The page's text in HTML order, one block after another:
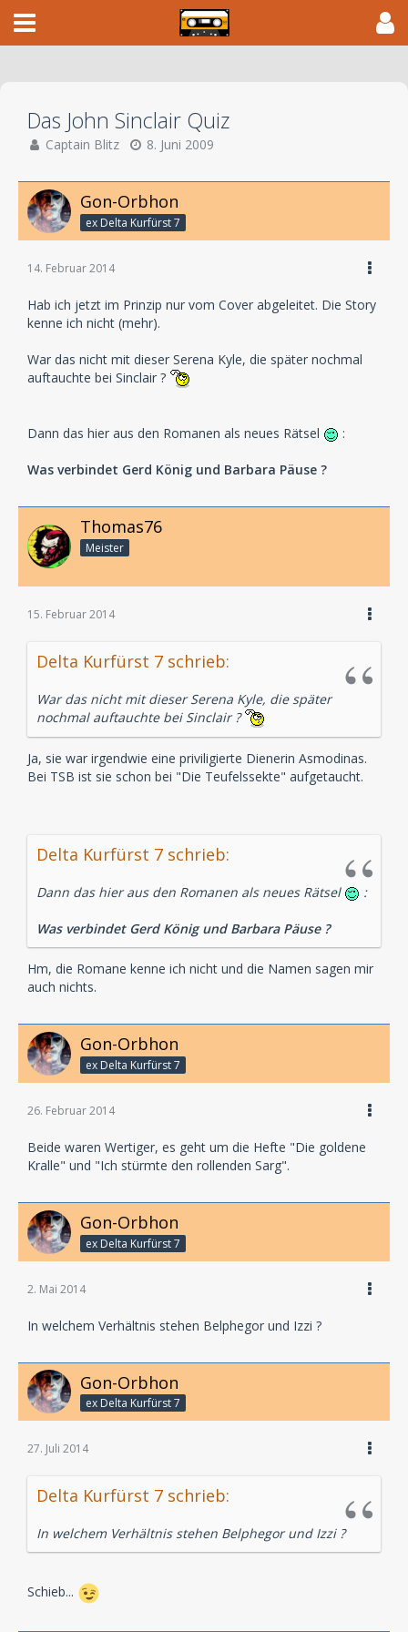
Das John Sinclair Quiz
Captain Blitz 8. Juni 2009
Gon-Orbhon
ex Delta Kurfürst 7
14. Februar 2014
Hab ich jetzt im Prinzip nur vom Cover abgeleitet. Die Story
kenne ich nicht (mehr).
War das nicht mit dieser Serena Kyle, die später nochmal
auftauchte bei Sinclair ?
Dann das hier aus den Romanen als neues Rätsel :
Was verbindet Gerd König und Barbara Päuse ?
Thomas76
Meister
15. Februar 2014
Delta Kurfürst 7 schrieb:
War das nicht mit dieser Serena Kyle, die später
nochmal auftauchte bei Sinclair ?
Ja, sie war irgendwie eine priviligierte Dienerin Asmodinas.
Bei TSB ist sie schon bei "Die Teufelssekte" aufgetaucht.
Delta Kurfürst 7 schrieb:
Dann das hier aus den Romanen als neues Rätsel :
Was verbindet Gerd König und Barbara Päuse ?
Hm, die Romane kenne ich nicht und die Namen sagen mir
auch nichts.
Gon-Orbhon
ex Delta Kurfürst 7
26. Februar 2014
Beide waren Wertiger, es geht um die Hefte "Die goldene
Kralle" und "Ich stürmte den rollenden Sarg".
Gon-Orbhon
ex Delta Kurfürst 7
2. Mai 2014
In welchem Verhältnis stehen Belphegor und Izzi ?
Gon-Orbhon
ex Delta Kurfürst 7
27. Juli 2014
Delta Kurfürst 7 schrieb:
In welchem Verhältnis stehen Belphegor und Izzi ?
Schieb...